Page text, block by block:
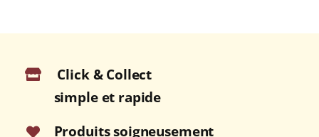
Click & Collect
simple et rapide
Produits soigneusement